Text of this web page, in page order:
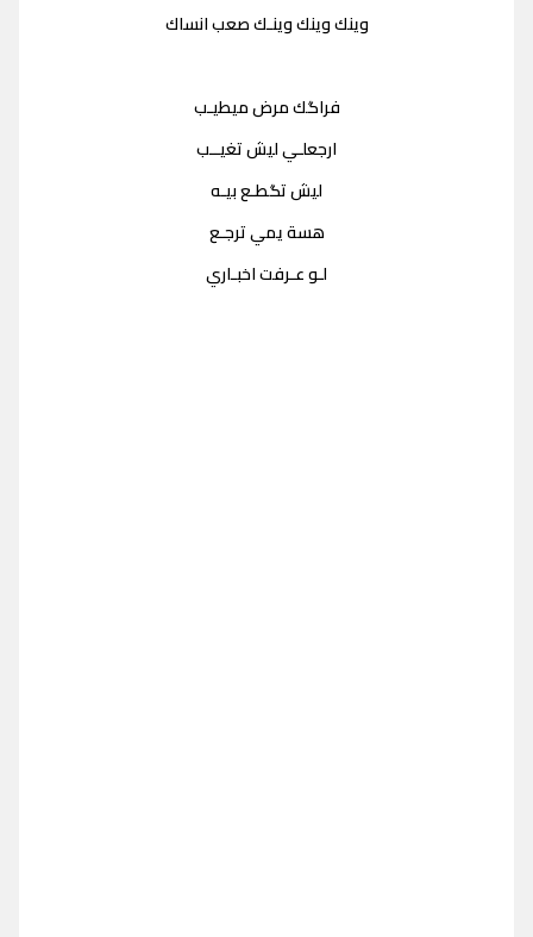
وينك وينك وينـك صعب انساك
فراگك مرض ميطيـب
ارجعلـي ليش تغيــب
ليش تگطـع بيـه
هسة يمي ترجـع
لـو عـرفت اخبـاري